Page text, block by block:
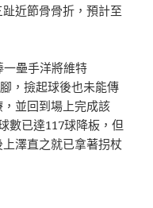
近節骨骨折，預計至
一壘手洋將維特
，撿起球後也未能傳
並回到場上完成該
數已達117球降板，但
澤直之就已拿著拐杖